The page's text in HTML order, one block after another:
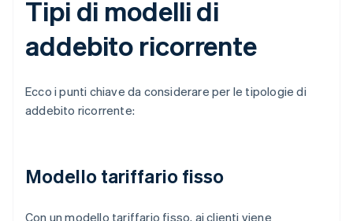
Tipi di modelli di
addebito ricorrente
Ecco i punti chiave da considerare per le tipologie di
addebito ricorrente:
Modello tariffario fisso
Con un modello tariffario fisso, ai clienti viene